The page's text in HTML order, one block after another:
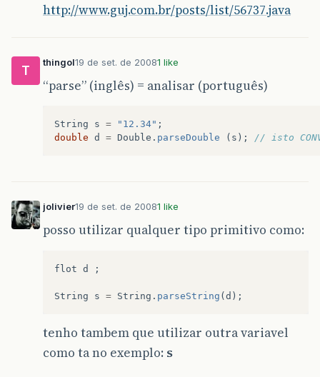
http://www.guj.com.br/posts/list/56737.java
T
thingol19 de set. de 20081 like
“parse” (inglês) = analisar (português)
String s = "12.34" ;
double d = Double . parseDouble ( s ); // isto
jolivier19 de set. de 20081 like
posso utilizar qualquer tipo primitivo como:
flot d ;
String s = String . parseString (d );
tenho tambem que utilizar outra variavel
como ta no exemplo: s